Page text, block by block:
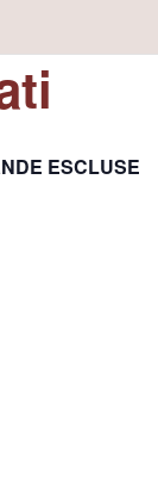
ESCLUSE